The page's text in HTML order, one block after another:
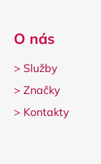
O nás
> Služby
> Značky
> Kontakty